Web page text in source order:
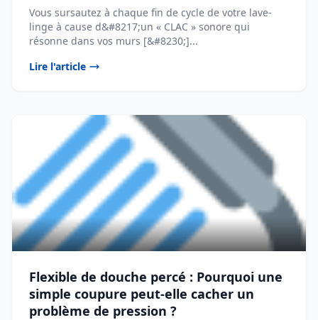
Vous sursautez à chaque fin de cycle de votre lave-
linge à cause d&#8217;un « CLAC » sonore qui
résonne dans vos murs [&#8230;]...
Lire l'article
Flexible de douche percé : Pourquoi une
simple coupure peut-elle cacher un
problème de pression ?